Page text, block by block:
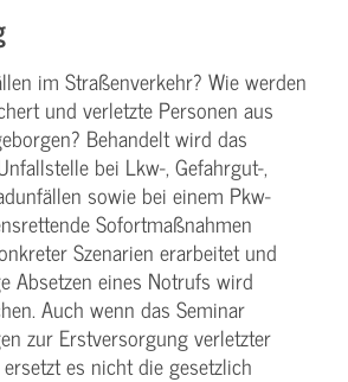
im Straßenverkehr? Wie werden
und verletzte Personen aus
Behandelt wird das
bei Lkw-, Gefahrgut-,
sowie bei einem Pkw-
Sofortmaßnahmen
Szenarien erarbeitet und
Absetzen eines Notrufs wird
Auch wenn das Seminar
zur Erstversorgung verletzter
es nicht die gesetzlich